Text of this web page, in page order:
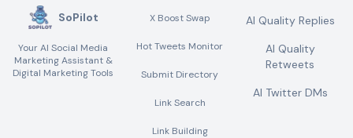
SoPilot
Your AI Social Media
Marketing Assistant &
Digital Marketing Tools
X Boost Swap
Hot Tweets Monitor
Submit Directory
Link Search
Link Building
AI Quality Replies
AI Quality
Retweets
AI Twitter DMs